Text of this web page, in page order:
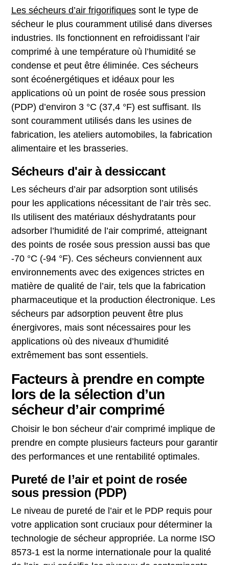
Les sécheurs d’air frigorifiquessont le type de
sécheur le plus couramment utilisé dans diverses
industries. Ils fonctionnent en refroidissant l’air
comprimé à une température où l’humidité se
condense et peut être éliminée. Ces sécheurs
sont écoénergétiques et idéaux pour les
applications où un point de rosée sous pression
(PDP) d’environ 3 °C (37,4 °F) est suffisant. Ils
sont couramment utilisés dans les usines de
fabrication, les ateliers automobiles, la fabrication
alimentaire et les brasseries.
Sécheurs d'air à dessiccant
Les sécheurs d’air par adsorption sont utilisés
pour les applications nécessitant de l’air très sec.
Ils utilisent des matériaux déshydratants pour
adsorber l’humidité de l’air comprimé, atteignant
des points de rosée sous pression aussi bas que
-70 °C (-94 °F). Ces sécheurs conviennent aux
environnements avec des exigences strictes en
matière de qualité de l’air, tels que la fabrication
pharmaceutique et la production électronique. Les
sécheurs par adsorption peuvent être plus
énergivores, mais sont nécessaires pour les
applications où des niveaux d’humidité
extrêmement bas sont essentiels.
Facteurs à prendre en compte
lors de la sélection d’un
sécheur d’air comprimé
Choisir le bon sécheur d’air comprimé implique de
prendre en compte plusieurs facteurs pour garantir
des performances et une rentabilité optimales.
Pureté de l’air et point de rosée
sous pression (PDP)
Le niveau de pureté de l’air et le PDP requis pour
votre application sont cruciaux pour déterminer la
technologie de sécheur appropriée. La norme ISO
8573-1 est la norme internationale pour la qualité